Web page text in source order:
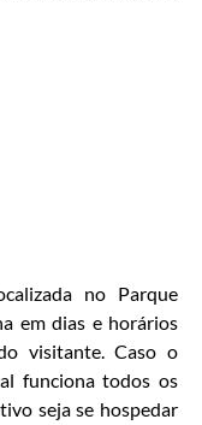
no Parque
em dias e horários
visitante. Caso o
funciona todos os
seja se hospedar